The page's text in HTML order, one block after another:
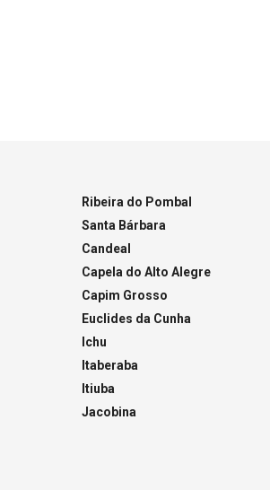
Ribeira do Pombal
Santa Bárbara
Candeal
Capela do Alto Alegre
Capim Grosso
Euclides da Cunha
Ichu
Itaberaba
Itiuba
Jacobina